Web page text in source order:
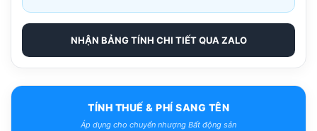
NHẬN BẢNG TÍNH CHI TIẾT QUA ZALO
TÍNH THUẾ & PHÍ SANG TÊN
Áp dụng cho chuyển nhượng Bất động sản